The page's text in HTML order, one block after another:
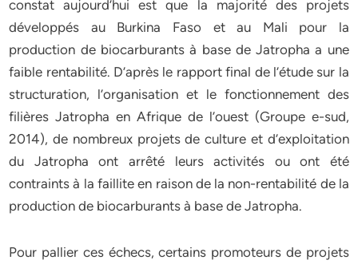
constat aujourd’hui est que la majorité des projets
développés au Burkina Faso et au Mali pour la
production de biocarburants à base de Jatropha a une
faible rentabilité. D’après le rapport final de l’étude sur la
structuration, l’organisation et le fonctionnement des
filières Jatropha en Afrique de l’ouest (Groupe e-sud,
2014), de nombreux projets de culture et d’exploitation
du Jatropha ont arrêté leurs activités ou ont été
contraints à la faillite en raison de la non-rentabilité de la
production de biocarburants à base de Jatropha.
Pour pallier ces échecs, certains promoteurs de projets